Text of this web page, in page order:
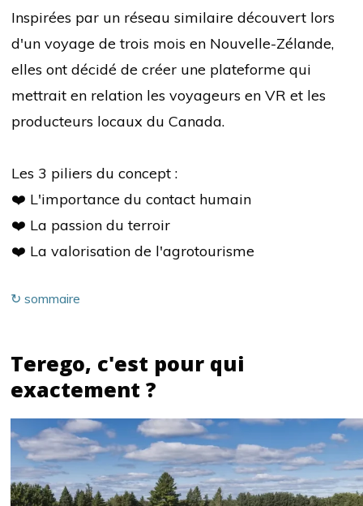
Inspirées par un réseau similaire découvert lors
d'un voyage de trois mois en Nouvelle-Zélande,
elles ont décidé de créer une plateforme qui
mettrait en relation les voyageurs en VR et les
producteurs locaux du Canada.
Les 3 piliers du concept :
❤️ L'importance du contact humain
❤️ La passion du terroir
❤️ La valorisation de l'agrotourisme
↻ sommaire
Terego, c'est pour qui
exactement ?